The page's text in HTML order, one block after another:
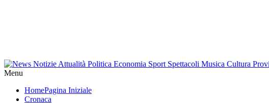
Menu
HomePagina Iniziale
Cronaca